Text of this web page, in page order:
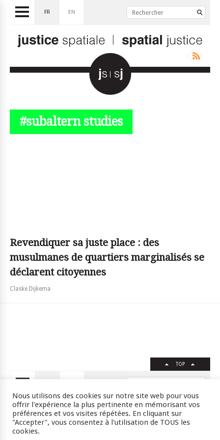
FR EN
#subaltern studies
Revendiquer sa juste place : des
musulmanes de quartiers marginalisés se
déclarent citoyennes
Claske Dijkema
TOP
Crédits RSS Plan du site
Nous utilisons des cookies sur notre site web pour vous
offrir l'expérience la plus pertinente en mémorisant vos
préférences et vos visites répétées. En cliquant sur
"Accepter", vous consentez à l'utilisation de TOUS les
cookies.